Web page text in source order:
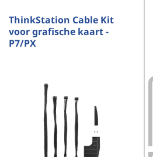
ThinkStation Cable Kit
voor grafische kaart -
P7/PX